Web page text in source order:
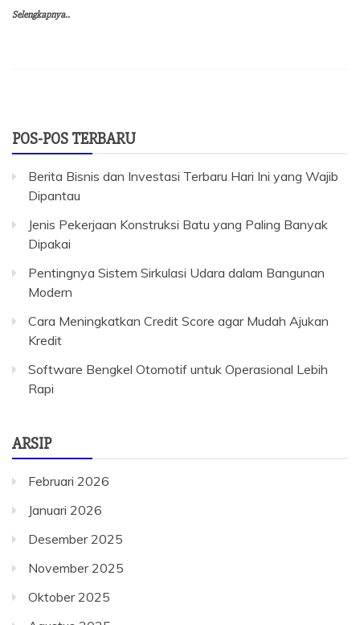
Selengkapnya..
POS-POS TERBARU
Berita Bisnis dan Investasi Terbaru Hari Ini yang Wajib
Dipantau
Jenis Pekerjaan Konstruksi Batu yang Paling Banyak
Dipakai
Pentingnya Sistem Sirkulasi Udara dalam Bangunan
Modern
Cara Meningkatkan Credit Score agar Mudah Ajukan
Kredit
Software Bengkel Otomotif untuk Operasional Lebih
Rapi
ARSIP
Februari 2026
Januari 2026
Desember 2025
November 2025
Oktober 2025